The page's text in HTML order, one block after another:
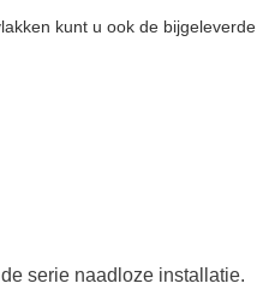
kunt u ook de bijgeleverde
serie naadloze installatie.